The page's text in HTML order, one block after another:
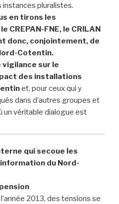
pluralistes.
en tirons les
CREPAN-FNE, le CRILAN
donc, conjointement, de
Cotentin.
sur le
des installations
et, pour ceux qui y
dans d’autres groupes et
un véritable dialogue est
qui secoue les
du Nord-
2013, des tensions se